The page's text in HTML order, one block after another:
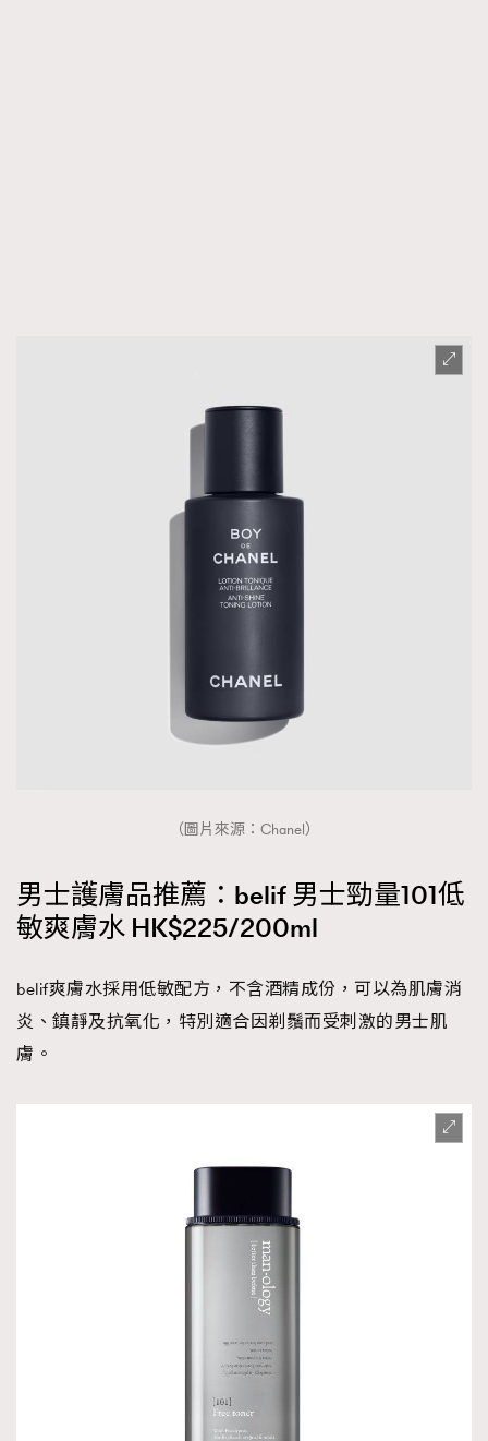
（圖片來源：Chanel）
男士護膚品推薦：belif 男士勁量101低
敏爽膚水 HK$225/200ml
belif爽膚水採用低敏配方，不含酒精成份，可以為肌膚消
炎、鎮靜及抗氧化，特別適合因剃鬚而受刺激的男士肌
膚。